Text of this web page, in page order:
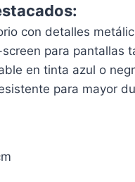
con detalles
para pantallas
en tinta azul o
para mayor